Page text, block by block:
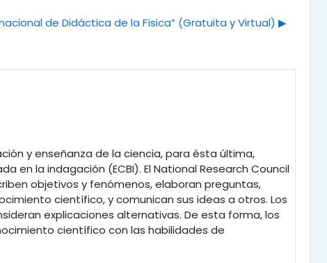
de Didáctica de la Física” (Gratuita y Virtual) ▶︎
y enseñanza de la ciencia, para ésta última,
en la indagación (ECBI). El National Research Council
objetivos y fenómenos, elaboran preguntas,
científico, y comunican sus ideas a otros. Los
explicaciones alternativas. De esta forma, los
científico con las habilidades de